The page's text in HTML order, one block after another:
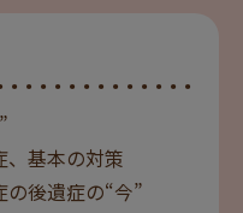
、基本の対策
後遺症の“今”